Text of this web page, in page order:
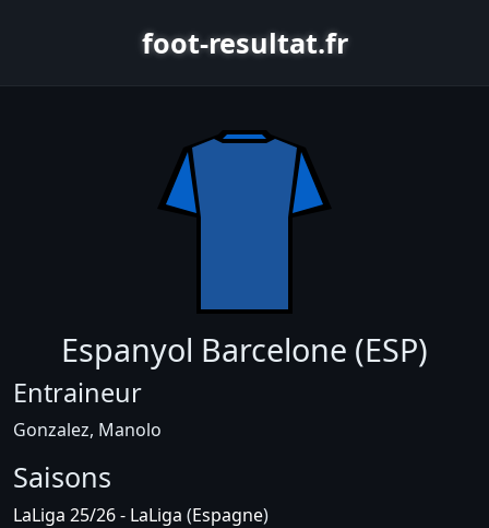
foot-resultat.fr
Espanyol Barcelone (ESP)
Entraineur
Gonzalez, Manolo
Saisons
LaLiga 25/26 - LaLiga (Espagne)